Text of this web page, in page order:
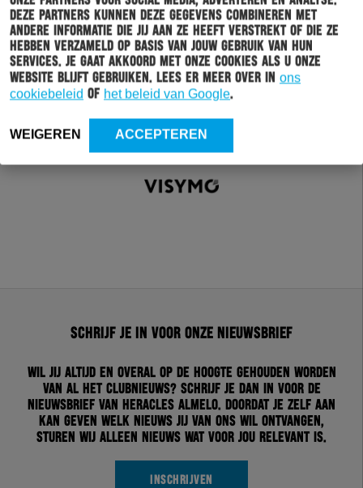
Deze partners kunnen deze gegevens combineren met
andere informatie die jij aan ze heeft verstrekt of die ze
hebben verzameld op basis van jouw gebruik van hun
services. Je gaat akkoord met onze cookies als u onze
website blijft gebruiken. Lees er meer over in ons
cookiebeleid of het beleid van Google.
WEIGEREN ACCEPTEREN
Schrijf je in voor onze nieuwsbrief
Wil jij altijd en overal op de hoogte gehouden worden
van al het clubnieuws? Schrijf je dan in voor de
nieuwsbrief van Heracles Almelo. Doordat je zelf aan
kan geven welk nieuws jij van ons wil ontvangen,
sturen wij alleen nieuws wat voor jou relevant is.
INSCHRIJVEN